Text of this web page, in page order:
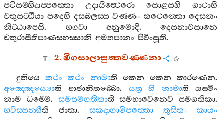
පටිසම‍්භිදාප‍්පත‍්තො
උදායිත්‍ථෙරො සොළසහි
ගාථාහි
චතුසට‍්ඨියා පදෙහි දසබලස‍්ස වණ‍්ණං කථෙන‍්තො දෙසනං
නිට‍්ඨාපෙසි. භගවා අනුමොදි.දෙසනාවසානෙ
චතුරාසීතිපාණසහස‍්සානි අමතපානං පිවිංසූති.
2.මිගසාලාසුත‍්තවණ‍්ණනා
දුතියෙ කථං කථං නාමාති කෙන කෙන කාරණෙන.
අඤ‍්ඤෙය්‍යොති ආජානිතබ‍්බො. යත්‍ර හි නාමාති
යස‍්මිං
නාම
ධම‍්මෙ. සමසමගතිකාති සමභාවෙනෙව සමගතිකා.
භවිස‍්සන‍්තීති ජාතා. සකදාගාමිපත‍්තො තුසිතං
කායං